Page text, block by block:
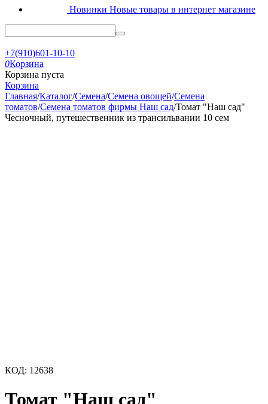
Новинки Новые товары в интернет магазине
+7(910)601-10-10
0Корзина
Корзина пуста
Корзина
Главная/Каталог/Семена/Семена овощей/Семена
томатов/Семена томатов фирмы Наш сад/Томат "Наш сад"
Чесночный, путешественник из трансильвании 10 сем
КОД: 12638
Томат "Наш сад"